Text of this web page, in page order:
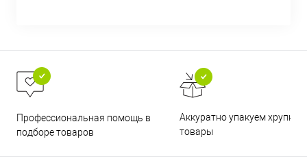
Профессиональная помощь в
подборе товаров
Аккуратно упакуем хрупкие
товары